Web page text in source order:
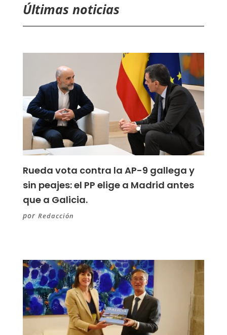
Últimas noticias
Rueda vota contra la AP-9 gallega y
sin peajes: el PP elige a Madrid antes
que a Galicia.
por Redacción